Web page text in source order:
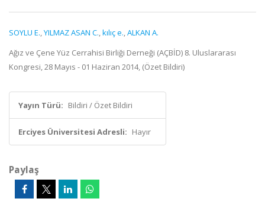
SOYLU E.,YILMAZ ASAN C.,kılıç e.,ALKAN A.
Ağız ve Çene Yüz Cerrahisi Birliği Derneği (AÇBİD) 8. Uluslararası
Kongresi, 28 Mayıs - 01 Haziran 2014, (Özet Bildiri)
Yayın Türü: Bildiri / Özet Bildiri
Erciyes Üniversitesi Adresli: Hayır
Paylaş